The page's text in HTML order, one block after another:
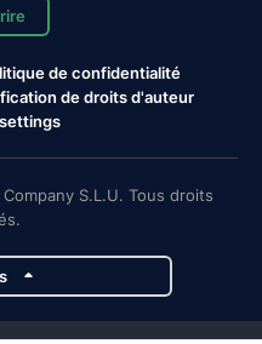
de confidentialité
de droits d'auteur
S.L.U. Tous droits